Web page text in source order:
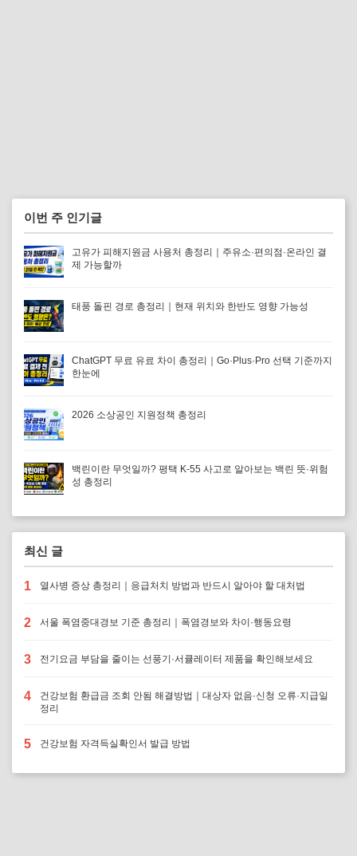
이번 주 인기글
고유가 피해지원금 사용처 총정리｜주유소·편의점·온라인 결
제 가능할까
태풍 돌핀 경로 총정리｜현재 위치와 한반도 영향 가능성
ChatGPT 무료 유료 차이 총정리｜Go·Plus·Pro 선택 기준까지
한눈에
2026 소상공인 지원정책 총정리
백린이란 무엇일까? 평택 K-55 사고로 알아보는 백린 뜻·위험
성 총정리
최신 글
1 열사병 증상 총정리｜응급처치 방법과 반드시 알아야 할 대처법
2 서울 폭염중대경보 기준 총정리｜폭염경보와 차이·행동요령
3 전기요금 부담을 줄이는 선풍기·서큘레이터 제품을 확인해보세요
4
건강보험 환급금 조회 안됨 해결방법｜대상자 없음·신청 오류·지급일
정리
5 건강보험 자격득실확인서 발급 방법